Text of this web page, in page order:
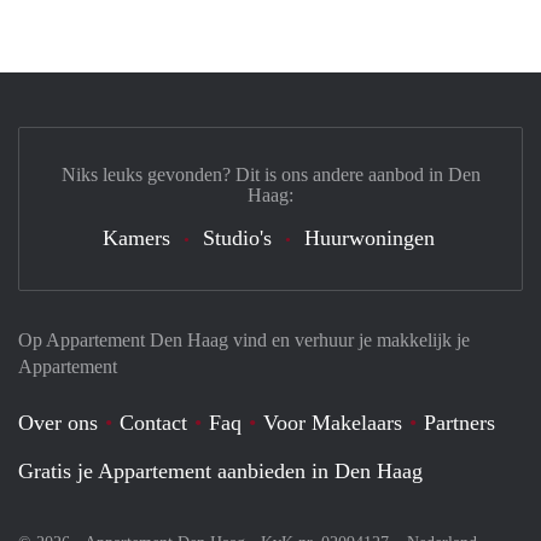
Op Appartement Den Haag vind en verhuur je makkelijk je
Appartement
Over ons Contact Faq Voor Makelaars
Partners
Gratis je Appartement aanbieden in Den Haag
Niks leuks gevonden? Dit is ons andere aanbod in Den
Haag:
Kamers Studio's Huurwoningen